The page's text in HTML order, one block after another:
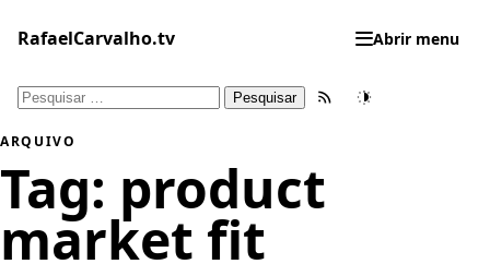
para
conteúdo
RafaelCarvalho.tv Abrir menu
Pesquisar
Feed RSSTema
ARQUIVO
Tag: product
market fit